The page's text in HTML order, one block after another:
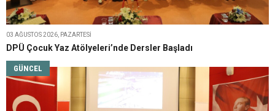
03 AĞUSTOS 2026, PAZARTESI
DPÜ Çocuk Yaz Atölyeleri’nde Dersler Başladı
GÜNCEL